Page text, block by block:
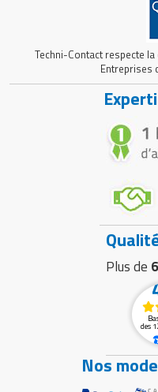
Techni-Contact respecte
Entreprises
Plus de
des
Nos